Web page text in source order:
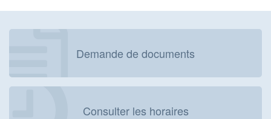
Demande de documents
Consulter les horaires